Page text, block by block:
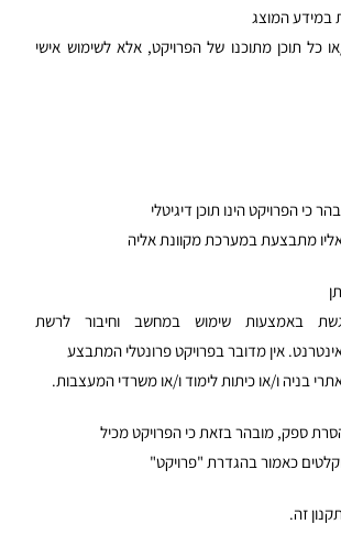
במידע המוצג
כל תוכן מתוכנו של הפרויקט, אלא לשימוש אישי
הפרויקט הינו תוכן דיגיטלי
מתבצעת במערכת מקוונת אליה
באמצעות שימוש במחשב וחיבור לרשת
אין מדובר בפרויקט פרונטלי המתבצע
בניה ו/או כיתות לימוד ו/או משרדי המעצבות.
מובהר בזאת כי הפרויקט מכיל
כאמור בהגדרת "פרויקט"
זה.